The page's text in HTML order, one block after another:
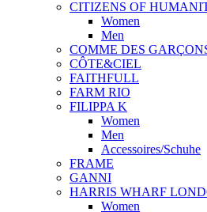
CITIZENS OF
Women
Men
COMME DES
CÔTE&CIEL
FAITHFULL
FARM RIO
FILIPPA K
Women
Men
Accessoires/Schuhe
FRAME
GANNI
HARRIS WHARF
Women